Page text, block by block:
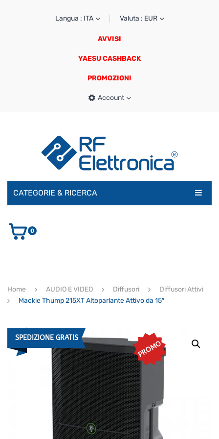
Langua : ITA Valuta : EUR
AVVISI
YAESU CASHBACK
PROMOZIONI
Account
CATEGORIE & RICERCA
AUDIO E VIDEO
ULTIMI ARRIVI
0
Home AUDIO E VIDEO Diffusori
Diffusori Attivi
Mackie Thump 215XT Altoparlante Attivo da 15″
SPEDIZIONE GRATIS
PROMO